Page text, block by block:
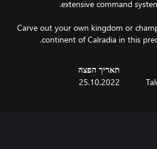
Carve out your own kingdom or
continent of Calradia in this
תאריך הפצה
25.10.2022